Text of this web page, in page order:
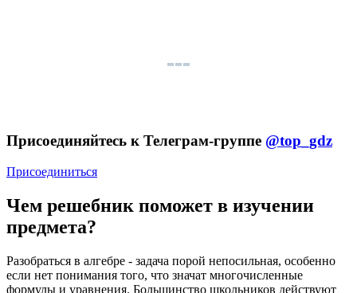
Присоединяйтесь к Телеграм-группе @top_gdz
Присоединиться
Чем решебник поможет в изучении
предмета?
Разобраться в алгебре - задача порой непосильная, особенно
если нет понимания того, что значат многочисленные
формулы и уравнения. Большинство школьников действуют